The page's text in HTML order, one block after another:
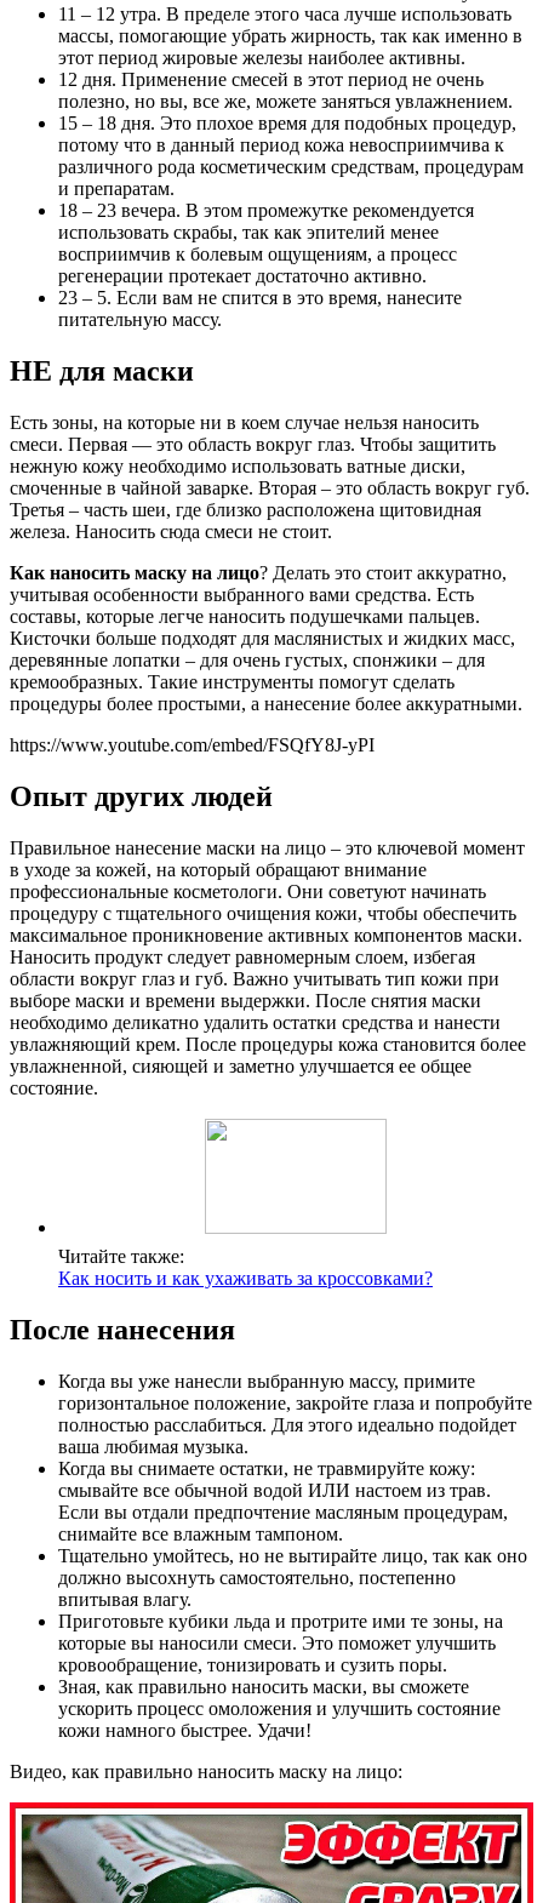
11 – 12 утра. В пределе этого часа лучше использовать
массы, помогающие убрать жирность, так как именно в
этот период жировые железы наиболее активны.
12 дня. Применение смесей в этот период не очень
полезно, но вы, все же, можете заняться увлажнением.
15 – 18 дня. Это плохое время для подобных процедур,
потому что в данный период кожа невосприимчива к
различного рода косметическим средствам, процедурам
и препаратам.
18 – 23 вечера. В этом промежутке рекомендуется
использовать скрабы, так как эпителий менее
восприимчив к болевым ощущениям, а процесс
регенерации протекает достаточно активно.
23 – 5. Если вам не спится в это время, нанесите
питательную массу.
НЕ для маски
Есть зоны, на которые ни в коем случае нельзя наносить
смеси. Первая — это область вокруг глаз. Чтобы защитить
нежную кожу необходимо использовать ватные диски,
смоченные в чайной заварке. Вторая – это область вокруг губ.
Третья – часть шеи, где близко расположена щитовидная
железа. Наносить сюда смеси не стоит.
Как наносить маску на лицо? Делать это стоит аккуратно,
учитывая особенности выбранного вами средства. Есть
составы, которые легче наносить подушечками пальцев.
Кисточки больше подходят для маслянистых и жидких масс,
деревянные лопатки – для очень густых, спонжики – для
кремообразных. Такие инструменты помогут сделать
процедуры более простыми, а нанесение более аккуратными.
https://www.youtube.com/embed/FSQfY8J-yPI
Опыт других людей
Правильное нанесение маски на лицо – это ключевой момент
в уходе за кожей, на который обращают внимание
профессиональные косметологи. Они советуют начинать
процедуру с тщательного очищения кожи, чтобы обеспечить
максимальное проникновение активных компонентов маски.
Наносить продукт следует равномерным слоем, избегая
области вокруг глаз и губ. Важно учитывать тип кожи при
выборе маски и времени выдержки. После снятия маски
необходимо деликатно удалить остатки средства и нанести
увлажняющий крем. После процедуры кожа становится более
увлажненной, сияющей и заметно улучшается ее общее
состояние.
Читайте также:
Как носить и как ухаживать за кроссовками?
После нанесения
Когда вы уже нанесли выбранную массу, примите
горизонтальное положение, закройте глаза и попробуйте
полностью расслабиться. Для этого идеально подойдет
ваша любимая музыка.
Когда вы снимаете остатки, не травмируйте кожу:
смывайте все обычной водой ИЛИ настоем из трав.
Если вы отдали предпочтение масляным процедурам,
снимайте все влажным тампоном.
Тщательно умойтесь, но не вытирайте лицо, так как оно
должно высохнуть самостоятельно, постепенно
впитывая влагу.
Приготовьте кубики льда и протрите ими те зоны, на
которые вы наносили смеси. Это поможет улучшить
кровообращение, тонизировать и сузить поры.
Зная, как правильно наносить маски, вы сможете
ускорить процесс омоложения и улучшить состояние
кожи намного быстрее. Удачи!
Видео, как правильно наносить маску на лицо: